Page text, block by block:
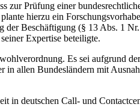
Prüfung einer
hierzu ein
Beschäftigung (§ 13 Abs. 1
Expertise beteiligte.
Es sei aufgrund
allen Bundesländern mit
in deutschen Call- und